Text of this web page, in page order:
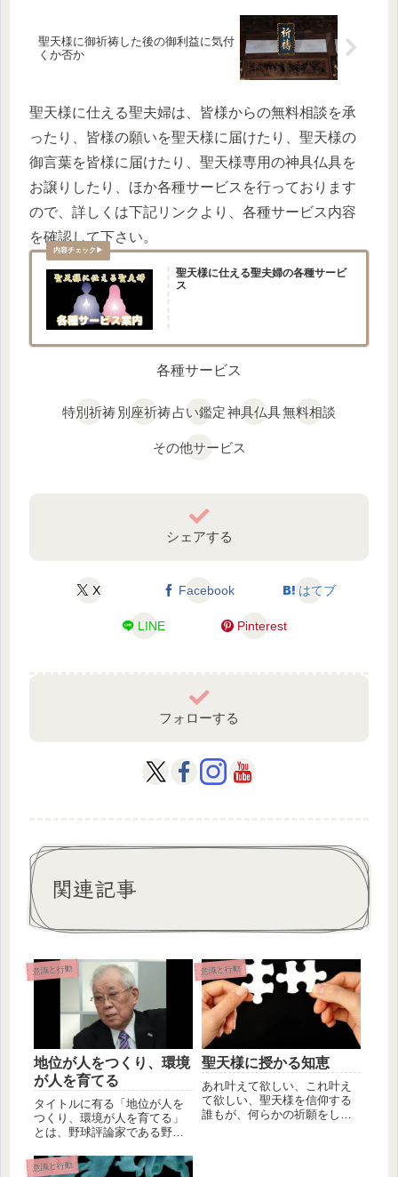
聖天様に御祈祷した後の御利益に気付
くか否か
聖天様に仕える聖夫婦は、皆様からの無料相談を承
ったり、皆様の願いを聖天様に届けたり、聖天様の
御言葉を皆様に届けたり、聖天様専用の神具仏具を
お譲りしたり、ほか各種サービスを行っております
ので、詳しくは下記リンクより、各種サービス内容
を確認して下さい。
聖天様に仕える聖夫婦の各種サービ
ス
各種サービス
特別祈祷別座祈祷占い鑑定神具仏具無料相談
その他サービス
シェアする
X Facebook はてブ
LINE Pinterest
フォローする
関連記事
意識と行動
地位が人をつくり、環境
が人を育てる
タイトルに有る「地位が人を
つくり、環境が人を育てる」
とは、野球評論家である野村
ます。野...
意識と行動
聖天様に授かる知恵
あれ叶えて欲しい、これ叶え
て欲しい、聖天様を信仰する
誰もが、何らかの祈願をして
意識と行動